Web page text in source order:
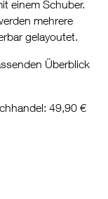
einem Schuber.
mehrere
gelayoutet.
Überblick
49,90 €